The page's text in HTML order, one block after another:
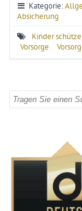
Kategorie:
Absicherung
Kinder
Vorsorge